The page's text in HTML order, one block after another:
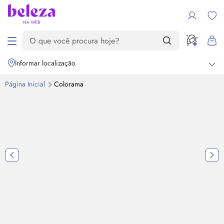
Informar localização
Página Inicial Colorama